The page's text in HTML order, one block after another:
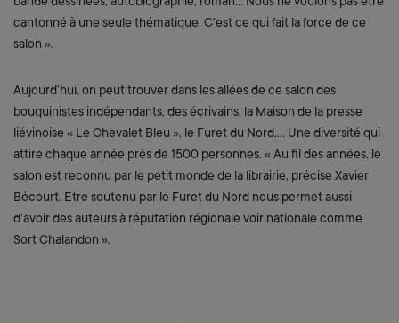
cantonné à une seule thématique. C’est ce qui fait la force de ce
salon ».
Aujourd’hui, on peut trouver dans les allées de ce salon des
bouquinistes indépendants, des écrivains, la Maison de la presse
liévinoise « Le Chevalet Bleu », le Furet du Nord…. Une diversité qui
attire chaque année près de 1500 personnes. « Au fil des années, le
salon est reconnu par le petit monde de la librairie, précise Xavier
Bécourt. Etre soutenu par le Furet du Nord nous permet aussi
d’avoir des auteurs à réputation régionale voir nationale comme
Sort Chalandon ».